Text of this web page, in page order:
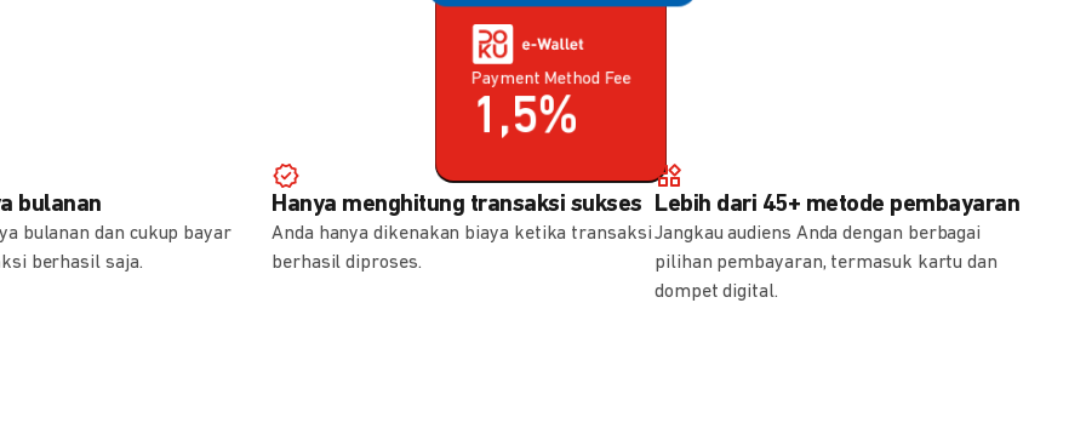
Payment Method Fee
0,7%
Payment Method Fee
1,5%
bulanan
bulanan dan cukup bayar
berhasil saja.
Hanya menghitung transaksi sukses
Anda hanya dikenakan biaya ketika transaksi
berhasil diproses.
Lebih dari 45+ metode pembayaran
Jangkau audiens Anda dengan berbagai
pilihan pembayaran, termasuk kartu dan
dompet digital.